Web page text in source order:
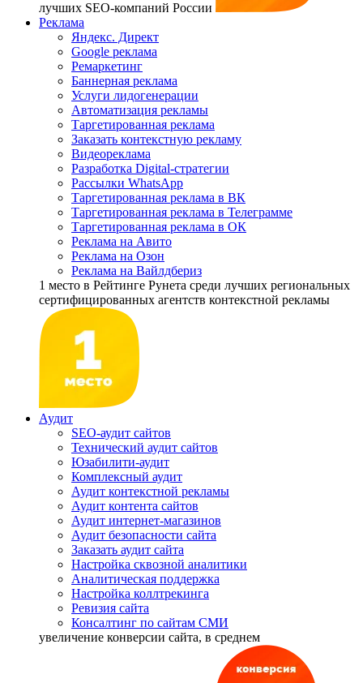
лучших SEO-компаний России
Реклама
Яндекс. Директ
Google реклама
Ремаркетинг
Баннерная реклама
Услуги лидогенерации
Автоматизация рекламы
Таргетированная реклама
Заказать контекстную рекламу
Видеореклама
Разработка Digital-стратегии
Рассылки WhatsApp
Таргетированная реклама в ВК
Таргетированная реклама в Телеграмме
Таргетированная реклама в ОК
Реклама на Авито
Реклама на Озон
Реклама на Вайлдбериз
1 место в Рейтинге Рунета cреди лучших региональных
сертифицированных агентств контекстной рекламы
Аудит
SEO-аудит сайтов
Технический аудит сайтов
Юзабилити-аудит
Комплексный аудит
Аудит контекстной рекламы
Аудит контента сайтов
Аудит интернет-магазинов
Аудит безопасности сайта
Заказать аудит сайта
Настройка сквозной аналитики
Аналитическая поддержка
Настройка коллтрекинга
Ревизия сайта
Консалтинг по сайтам СМИ
увеличение конверсии сайта, в среднем